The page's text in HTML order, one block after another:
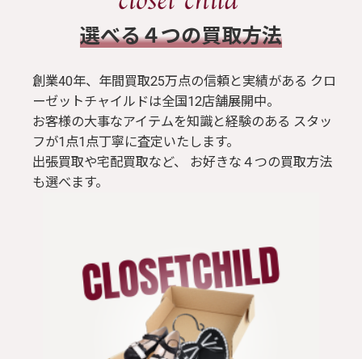
​選べる４つの買取方法
創業40年、年間買取25万点の信頼と実績がある クロ
ーゼットチャイルドは全国12店舗展開中。
お客様の大事なアイテムを知識と経験のある スタッ
フが1点1点丁寧に査定いたします。
出張買取や宅配買取など、 お好きな４つの買取方法
も選べます。